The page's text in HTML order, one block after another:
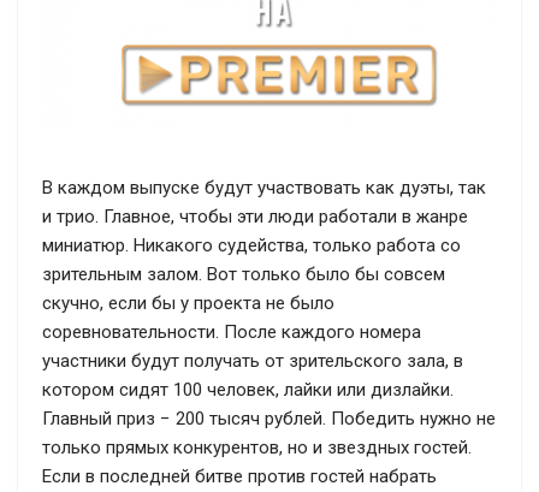
В каждом выпуске будут участвовать как дуэты, так
и трио. Главное, чтобы эти люди работали в жанре
миниатюр. Никакого судейства, только работа со
зрительным залом. Вот только было бы совсем
скучно, если бы у проекта не было
соревновательности. После каждого номера
участники будут получать от зрительского зала, в
котором сидят 100 человек, лайки или дизлайки.
Главный приз − 200 тысяч рублей. Победить нужно не
только прямых конкурентов, но и звездных гостей.
Если в последней битве против гостей набрать